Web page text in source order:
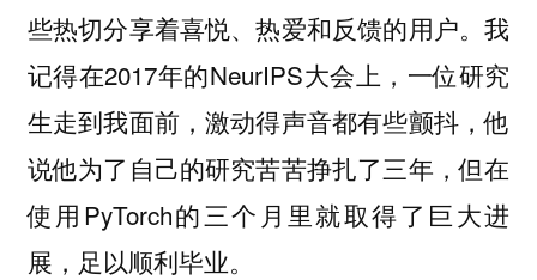
些热切分享着喜悦、热爱和反馈的用户。我
记得在2017年的NeurIPS大会上，一位研究
生走到我面前，激动得声音都有些颤抖，他
说他为了自己的研究苦苦挣扎了三年，但在
使用PyTorch的三个月里就取得了巨大进
展，足以顺利毕业。